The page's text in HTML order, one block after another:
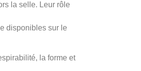
la selle. Leur rôle
disponibles sur le
la forme et